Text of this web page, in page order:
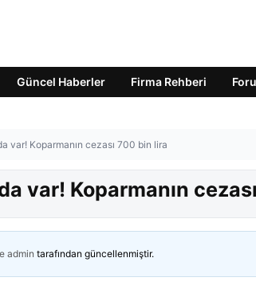
Güncel Haberler Firma Rehberi
var! Koparmanın cezası 700 bin lira
var! Koparmanın
admin tarafından güncellenmiştir.